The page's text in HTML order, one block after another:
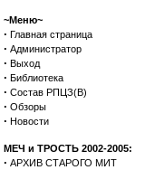
~Меню~
· Главная страница
· Администратор
· Выход
· Библиотека
· Состав РПЦЗ(В)
· Обзоры
· Новости
МЕЧ и ТРОСТЬ 2002-2005:
· АРХИВ СТАРОГО МИТ